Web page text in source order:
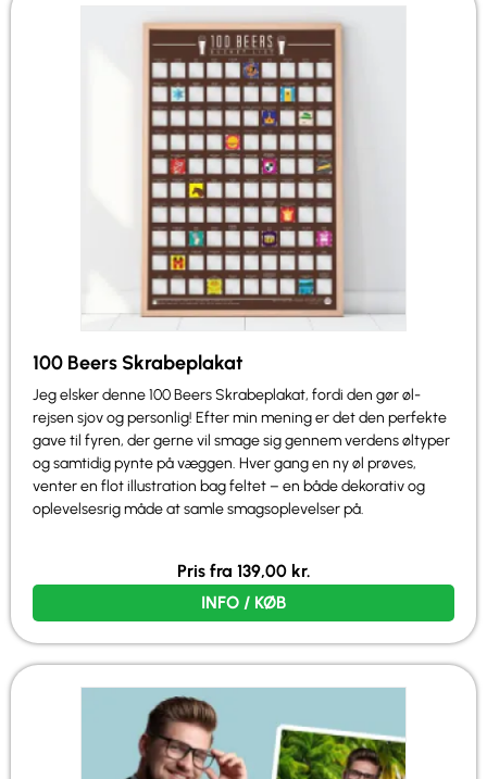
100 Beers Skrabeplakat
Jeg elsker denne 100 Beers Skrabeplakat, fordi den gør øl-
rejsen sjov og personlig! Efter min mening er det den perfekte
gave til fyren, der gerne vil smage sig gennem verdens øltyper
og samtidig pynte på væggen. Hver gang en ny øl prøves,
venter en flot illustration bag feltet – en både dekorativ og
oplevelsesrig måde at samle smagsoplevelser på.
Pris fra 139,00 kr.
INFO / KØB